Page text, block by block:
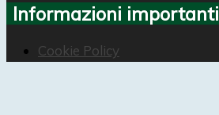
Informazioni importanti
Cookie Policy